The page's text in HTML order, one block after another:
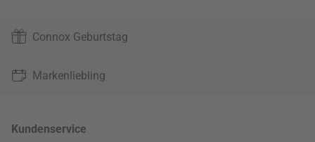
Connox Geburtstag
Markenliebling
Kundenservice